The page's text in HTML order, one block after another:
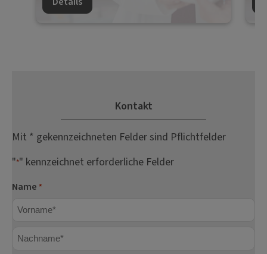
Kontakt
Mit * gekennzeichneten Felder sind Pflichtfelder
"*" kennzeichnet erforderliche Felder
Name *